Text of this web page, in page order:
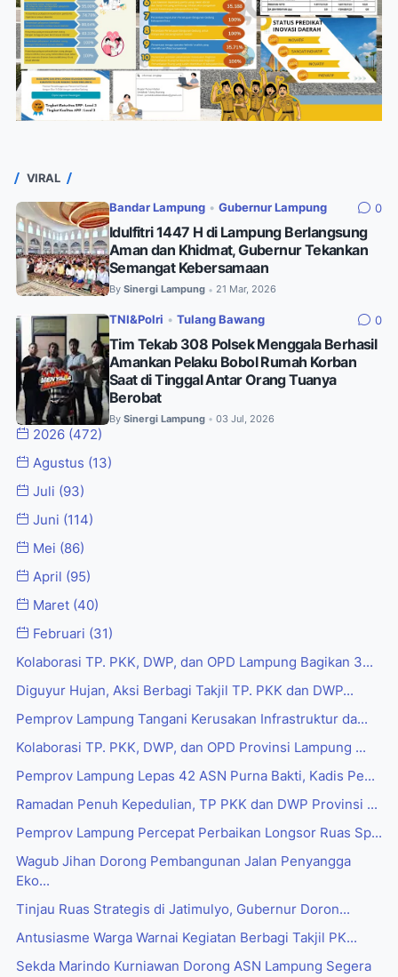
VIRAL
Bandar Lampung • Gubernur Lampung 0
Idulfitri 1447 H di Lampung Berlangsung
Aman dan Khidmat, Gubernur Tekankan
Semangat Kebersamaan
By Sinergi Lampung • 21 Mar, 2026
TNI&Polri • Tulang Bawang 0
Tim Tekab 308 Polsek Menggala Berhasil
Amankan Pelaku Bobol Rumah Korban
Saat di Tinggal Antar Orang Tuanya
Berobat
By Sinergi Lampung • 03 Jul, 2026
2026 (472)
Agustus (13)
Juli (93)
Juni (114)
Mei (86)
April (95)
Maret (40)
Februari (31)
Kolaborasi TP. PKK, DWP, dan OPD Lampung Bagikan 3...
Diguyur Hujan, Aksi Berbagi Takjil TP. PKK dan DWP...
Pemprov Lampung Tangani Kerusakan Infrastruktur da...
Kolaborasi TP. PKK, DWP, dan OPD Provinsi Lampung ...
Pemprov Lampung Lepas 42 ASN Purna Bakti, Kadis Pe...
Ramadan Penuh Kepedulian, TP PKK dan DWP Provinsi ...
Pemprov Lampung Percepat Perbaikan Longsor Ruas Sp...
Wagub Jihan Dorong Pembangunan Jalan Penyangga
Eko...
Tinjau Ruas Strategis di Jatimulyo, Gubernur Doron...
Antusiasme Warga Warnai Kegiatan Berbagi Takjil PK...
Sekda Marindo Kurniawan Dorong ASN Lampung Segera